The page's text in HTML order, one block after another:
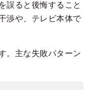
誤ると後悔すること
渉や、テレビ本体で
。主な失敗パターン